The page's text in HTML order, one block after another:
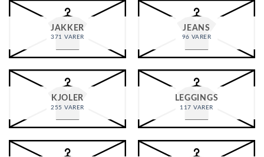
JAKKER
371 VARER
JEANS
96 VARER
KJOLER
255 VARER
LEGGINGS
117 VARER